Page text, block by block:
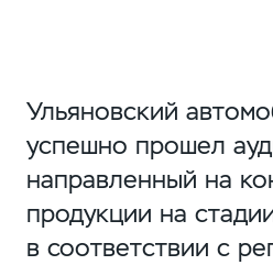
Ульяновский
успешно прошел
направленный на
продукции на
в соответствии с